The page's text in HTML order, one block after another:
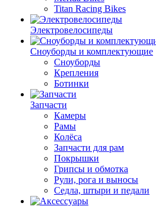
Titan Racing Bikes
Электровелосипеды
Cноуборды и комплектующие
Сноуборды
Крепления
Ботинки
Запчасти
Камеры
Рамы
Колёса
Запчасти для рам
Покрышки
Грипсы и обмотка
Рули, рога и выносы
Седла, штыри и педали